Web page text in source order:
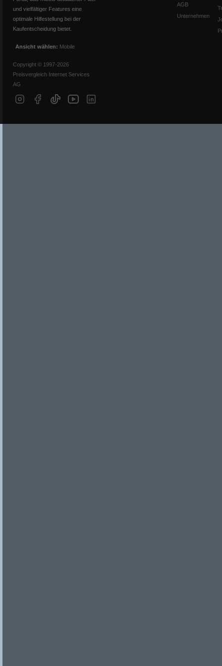
und vielfältiger Features eine
optimale Hilfestellung bei der
Kaufentscheidung bietet.
Ansicht wählen: Mobile
Copyright © 1997-2026
Preisvergleich Internet Services
AG
AGB
Unternehmen